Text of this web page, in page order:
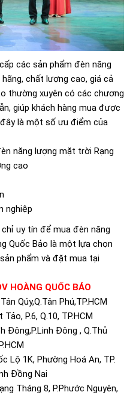
các sản phẩm đèn năng
chất lượng cao, giá cả
thường xuyên có các chương
giúp khách hàng mua được
là một số ưu điểm của
năng lượng mặt trời Rạng
cao
nghiệp
uy tín để mua đèn năng
Quốc Bảo là một lựa chọn
phẩm và đặt mua tại
HOÀNG QUỐC BẢO
Qúy,Q.Tân Phú,TP.HCM
P.6, Q.10, TP.HCM
Đông,P.Linh Đông , Q.Thủ
Lộ 1K, Phường Hoá An, TP.
Đồng Nai
Tháng 8, P.Phước Nguyên,